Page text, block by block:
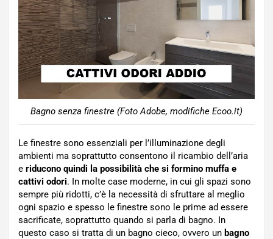
Bagno senza finestre (Foto Adobe, modifiche Ecoo.it)
Le finestre sono essenziali per l’illuminazione degli
ambienti ma soprattutto consentono il ricambio dell’aria
e riducono quindi la possibilità che si formino muffa e
cattivi odori. In molte case moderne, in cui gli spazi sono
sempre più ridotti, c’è la necessità di sfruttare al meglio
ogni spazio e spesso le finestre sono le prime ad essere
sacrificate, soprattutto quando si parla di bagno. In
questo caso si tratta di un bagno cieco, ovvero un bagno